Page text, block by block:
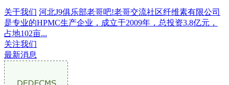
关于我们 河北J9俱乐部老哥吧!老哥交流社区纤维素有限公司
是专业的HPMC生产企业，成立于2009年，总投资3.8亿元，
占地102亩...
关注我们
最新消息